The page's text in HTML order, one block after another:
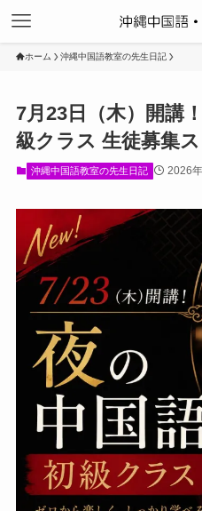
ホーム 沖縄中国語教室の先生日記
7月23日（木）開講
級クラス 生徒募集ス
沖縄中国語教室の先生日記 2026